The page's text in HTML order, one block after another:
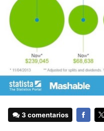
3 comentarios